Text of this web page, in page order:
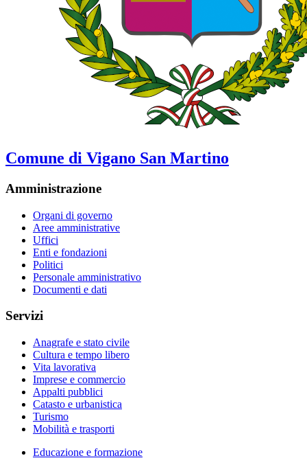
Comune di Vigano San Martino
Amministrazione
Organi di governo
Aree amministrative
Uffici
Enti e fondazioni
Politici
Personale amministrativo
Documenti e dati
Servizi
Anagrafe e stato civile
Cultura e tempo libero
Vita lavorativa
Imprese e commercio
Appalti pubblici
Catasto e urbanistica
Turismo
Mobilità e trasporti
Educazione e formazione